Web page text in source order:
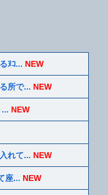
ﾇｺ... NEW
所で... NEW
NEW
れて... NEW
座... NEW